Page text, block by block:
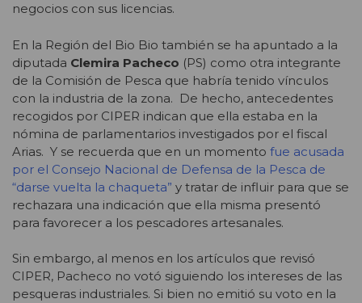
negocios con sus licencias.
En la Región del Bio Bio también se ha apuntado a la
diputada Clemira Pacheco (PS) como otra integrante
de la Comisión de Pesca que habría tenido vínculos
con la industria de la zona. De hecho, antecedentes
recogidos por CIPER indican que ella estaba en la
nómina de parlamentarios investigados por el fiscal
Arias. Y se recuerda que en un momento fue acusada
por el Consejo Nacional de Defensa de la Pesca de
“darse vuelta la chaqueta” y tratar de influir para que se
rechazara una indicación que ella misma presentó
para favorecer a los pescadores artesanales.
Sin embargo, al menos en los artículos que revisó
CIPER, Pacheco no votó siguiendo los intereses de las
pesqueras industriales. Si bien no emitió su voto en la